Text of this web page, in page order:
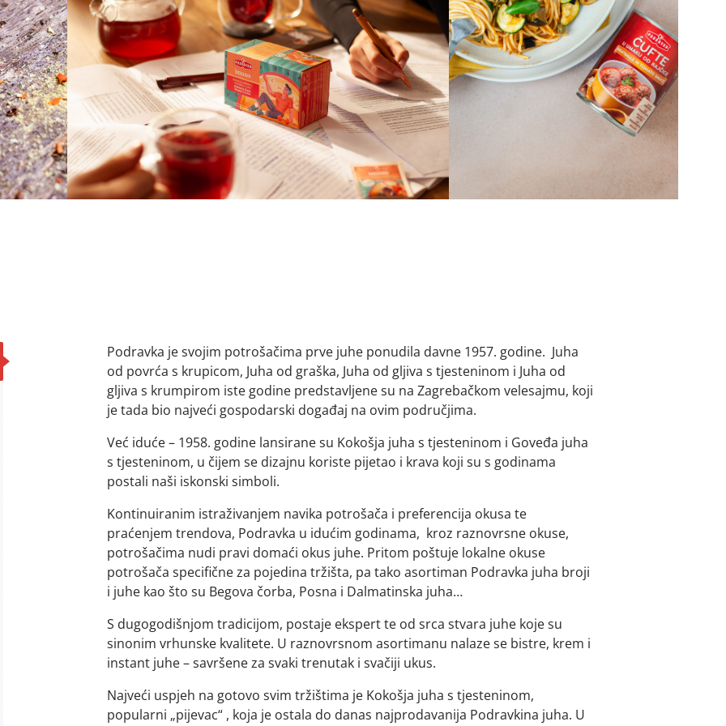
Podravka je svojim potrošačima prve juhe ponudila davne 1957. godine. Juha
od povrća s krupicom, Juha od graška, Juha od gljiva s tjesteninom i Juha od
gljiva s krumpirom iste godine predstavljene su na Zagrebačkom velesajmu, koji
je tada bio najveći gospodarski događaj na ovim područjima.
Već iduće – 1958. godine lansirane su Kokošja juha s tjesteninom i Goveđa juha
s tjesteninom, u čijem se dizajnu koriste pijetao i krava koji su s godinama
postali naši iskonski simboli.
Kontinuiranim istraživanjem navika potrošača i preferencija okusa te
praćenjem trendova, Podravka u idućim godinama, kroz raznovrsne okuse,
potrošačima nudi pravi domaći okus juhe. Pritom poštuje lokalne okuse
potrošača specifične za pojedina tržišta, pa tako asortiman Podravka juha broji
i juhe kao što su Begova čorba, Posna i Dalmatinska juha…
S dugogodišnjom tradicijom, postaje ekspert te od srca stvara juhe koje su
sinonim vrhunske kvalitete. U raznovrsnom asortimanu nalaze se bistre, krem i
instant juhe – savršene za svaki trenutak i svačiji ukus.
Najveći uspjeh na gotovo svim tržištima je Kokošja juha s tjesteninom,
popularni „pijevac“ , koja je ostala do danas najprodavanija Podravkina juha. U